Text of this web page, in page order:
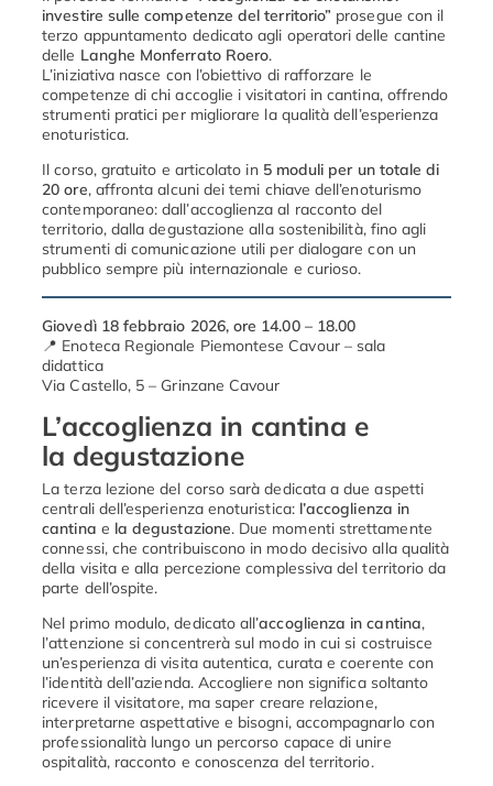
investire sullecompetenzedelterritorio” prosegue con il
terzo appuntamento dedicatoagli operatoridelle cantine
delle Langhe Monferrato Roero.
L’iniziativa nasce con l’obiettivo di rafforzare le
competenze dichiaccoglie ivisitatori incantina, offrendo
strumenti pratici per migliorare la qualitàdell’esperienza
enoturistica.
Ilcorso, gratuito e articolato in 5 moduli per un totaledi
20ore, affrontaalcuni deitemi chiavedell’enoturismo
contemporaneo:dall’accoglienzaal raccontodel
territorio, dalladegustazionealla sostenibilità, finoagli
strumenti dicomunicazione utili per dialogarecon un
pubblico sempre più internazionale e curioso.
Giovedì 18 febbraio 2026, ore 14.00 – 18.00
📍 Enoteca Regionale Piemontese Cavour – sala
didattica
Via Castello, 5 – Grinzane Cavour
L’accoglienza in cantina e
la degustazione
Laterza lezionedel corso saràdedicataadueaspetti
centrali dell’esperienza enoturistica: l’accoglienza in
cantina e ladegustazione. Due momenti strettamente
connessi, checontribuiscono in modo decisivoalla qualità
della visitaealla percezionecomplessivadelterritorioda
parte dell’ospite.
Nel primo modulo,dedicatoall’accoglienza incantina,
l’attenzione siconcentrerà sul modo in cui si costruisce
un’esperienzadivisita autentica, curataecoerente con
l’identità dell’azienda. Accogliere non significa soltanto
ricevere ilvisitatore, ma saper creare relazione,
interpretarneaspettative e bisogni, accompagnarlo con
professionalità lungo un percorso capacedi unire
ospitalità, racconto e conoscenza del territorio.